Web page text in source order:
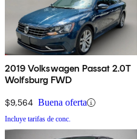
2019 Volkswagen Passat 2.0T
Wolfsburg FWD
$9,564 Buena oferta
Incluye tarifas de conc.